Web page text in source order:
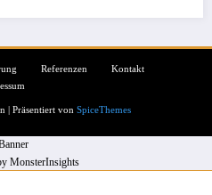
Referenzen
Kontakt
| Präsentiert von SpiceThemes